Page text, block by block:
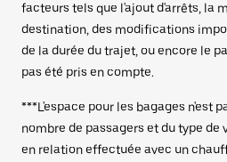
facteurs tels que l'ajout d'arrêts, la
destination, des modifications
de la durée du trajet, ou encore le
pas été pris en compte.
***L'espace pour les bagages n'est
nombre de passagers et du type de
en relation effectuée avec un